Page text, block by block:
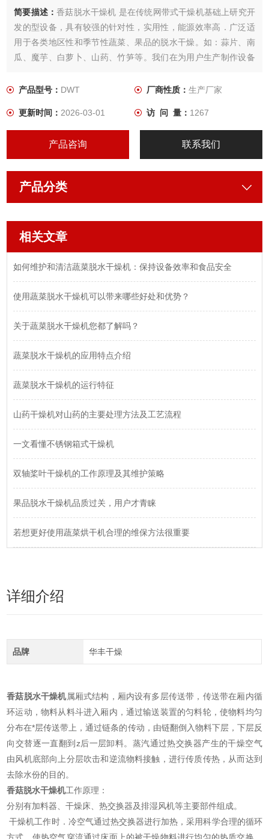
简要描述：香菇脱水干燥机 是在传统网带式干燥机基础上研究开
发的型设备，具有较强的针对性，实用性，能源效率高．广泛适
用于各类地区性和季节性蔬菜、果品的脱水干燥。如：蒜片、南
瓜、魔芋、白萝卜、山药、竹笋等。我们在为用户生产制作设备
累的经验，为用户设计制作出Z适用．品质Z佳的蔬菜干燥设备。
产品型号： DWT 厂商性质： 生产厂家
更新时间：2026-03-01 访 问 量： 1267
产品咨询 联系我们
产品分类
相关文章
如何维护和清洁蔬菜脱水干燥机：保持设备效率和食品安全
使用蔬菜脱水干燥机可以带来哪些好处和优势？
关于蔬菜脱水干燥机您都了解吗？
蔬菜脱水干燥机的应用特点介绍
蔬菜脱水干燥机的运行特征
山药干燥机对山药的主要处理方法及工艺流程
一文看懂不锈钢箱式干燥机
双轴桨叶干燥机的工作原理及其维护策略
果品脱水干燥机品质过关，用户才青睐
若想更好使用蔬菜烘干机合理的维保方法很重要
详细介绍
品牌 华丰干燥
香菇脱水干燥机属厢式结构，厢内设有多层传送带，传送带在厢内循
环运动，物料从料斗进入厢内，通过输送装置的匀料轮，使物料均匀
分布在*层传送带上，通过链条的传动，由链翻倒入物料下层，下层反
向交替逐一直翻到z后一层卸料。蒸汽通过热交换器产生的干燥空气
由风机底部向上分层吹击和逆流物料接触，进行传质传热，从而达到
去除水份的目的。
香菇脱水干燥机工作原理：
分别有加料器、干燥床、热交换器及排湿风机等主要部件组成。
干燥机工作时．冷空气通过热交换器进行加热，采用科学合理的循环